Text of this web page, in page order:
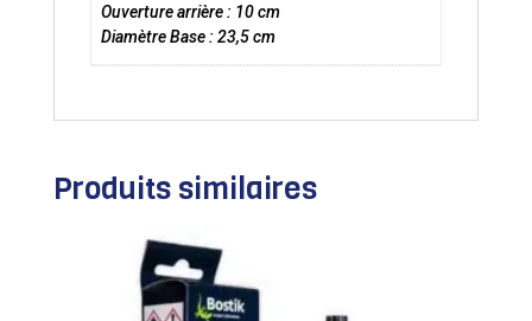
Ouverture arrière : 10 cm
Diamètre Base : 23,5 cm
Produits similaires